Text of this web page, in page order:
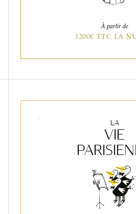
À partir de
3200€ TTC LA
LA
VIE